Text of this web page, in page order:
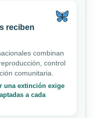
reciben
combinan
control
comunitaria.
una extinción exige
a cada